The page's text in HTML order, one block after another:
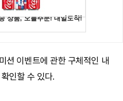
션 이벤트에 관한 구체적인 내
인할 수 있다.